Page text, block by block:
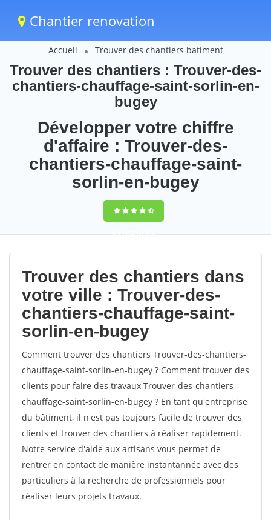
Chantier renovation
Accueil Trouver des chantiers batiment
Trouver des chantiers : Trouver-des-
chantiers-chauffage-saint-sorlin-en-
bugey
Développer votre chiffre
d'affaire : Trouver-des-
chantiers-chauffage-saint-
sorlin-en-bugey
9,5(100%)106
votes
Trouver des chantiers dans
votre ville : Trouver-des-
chantiers-chauffage-saint-
sorlin-en-bugey
Comment trouver des chantiers Trouver-des-chantiers-
chauffage-saint-sorlin-en-bugey ? Comment trouver des
clients pour faire des travaux Trouver-des-chantiers-
chauffage-saint-sorlin-en-bugey ? En tant qu'entreprise
du bâtiment, il n'est pas toujours facile de trouver des
clients et trouver des chantiers à réaliser rapidement.
Notre service d'aide aux artisans vous permet de
rentrer en contact de manière instantannée avec des
particuliers à la recherche de professionnels pour
réaliser leurs projets travaux.